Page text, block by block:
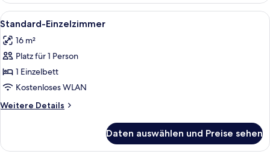
Nichtraucher
(Air
Alle
Fotos
für
Standard-
Einzelzimmer
anzeigen
Ein Hotelzimmer mit Bett,
3
Standard-Einzelzimmer
16 m²
Platz für 1 Person
1 Einzelbett
Kostenloses WLAN
Weitere Details
Weitere
Einzelzimmer
Daten auswählen und Preise sehen